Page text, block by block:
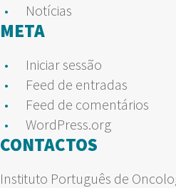
Notícias
META
Iniciar sessão
Feed de entradas
Feed de comentários
WordPress.org
CONTACTOS
Instituto Português de